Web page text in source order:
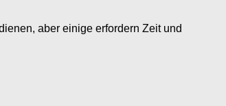
aber einige erfordern Zeit und